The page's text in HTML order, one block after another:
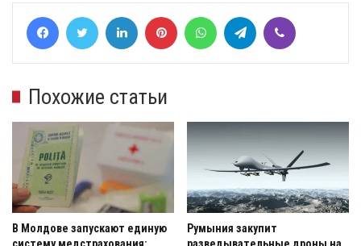
FacebookTwitter LinkedIn Pinterest WhatsAppTelegram
Похожие статьи
В Молдове запускают единую
Румыния закупит